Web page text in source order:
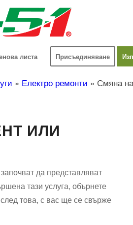
листа Присъединяване
» Електро ремонти » Смяна
ИЛИ
да представляват
тази услуга, обърнете
това, с вас ще се свърже